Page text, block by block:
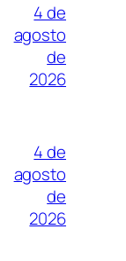
4 de
agosto
de
2026
4 de
agosto
de
2026